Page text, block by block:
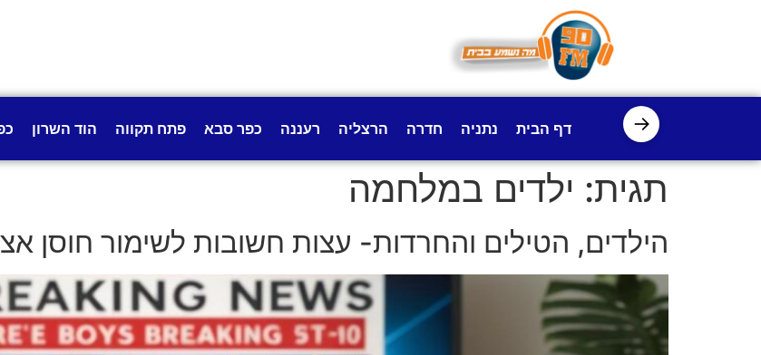
→ דף הבית נתניה חדרה הרצליה רעננה כפר סבא פתח תקווה הוד השרון
תגית: ילדים במלחמה
הילדים, הטילים והחרדות- עצות חשובות לשימור חוסן